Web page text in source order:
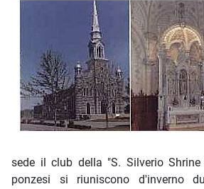
sede il club della "S. Silverio
ponzesi si riuniscono d'inverno